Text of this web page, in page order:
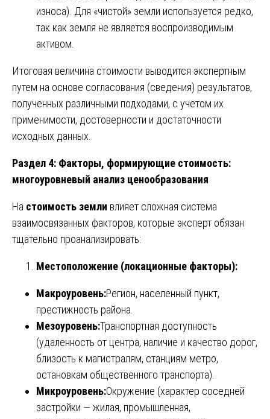
износа). Для «чистой» земли используется редко,
так как земля не является воспроизводимым
активом.
Итоговая величина стоимости выводится экспертным
путем на основе согласования (сведения) результатов,
полученных различными подходами, с учетом их
применимости, достоверности и достаточности
исходных данных.
Раздел 4: Факторы, формирующие стоимость:
многоуровневый анализ ценообразования
На стоимость земли влияет сложная система
взаимосвязанных факторов, которые эксперт обязан
тщательно проанализировать:
Местоположение (локационные факторы):
Макроуровень:Регион, населенный пункт,
престижность района.
Мезоуровень:Транспортная доступность
(удаленность от центра, наличие и качество дорог,
близость к магистралям, станциям метро,
остановкам общественного транспорта).
Микроуровень:Окружение (характер соседней
застройки — жилая, промышленная,